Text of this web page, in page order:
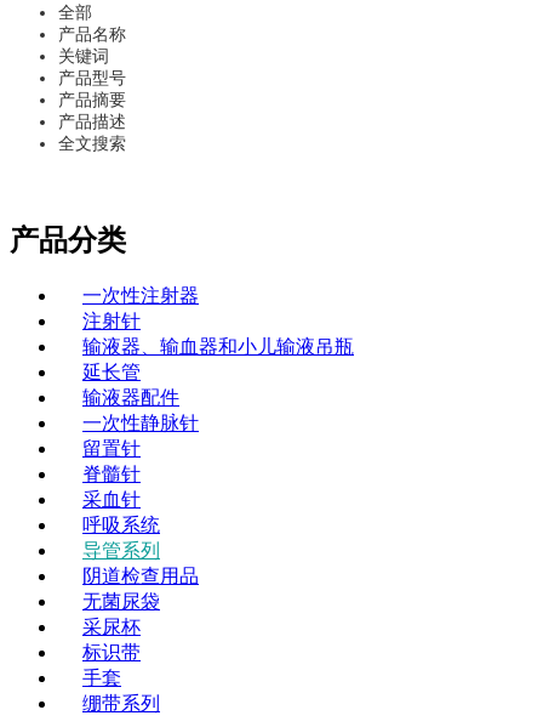
全部
产品名称
关键词
产品型号
产品摘要
产品描述
全文搜索
产品分类
一次性注射器
注射针
输液器、输血器和小儿输液吊瓶
延长管
输液器配件
一次性静脉针
留置针
脊髓针
采血针
呼吸系统
导管系列
阴道检查用品
无菌尿袋
采尿杯
标识带
手套
绷带系列